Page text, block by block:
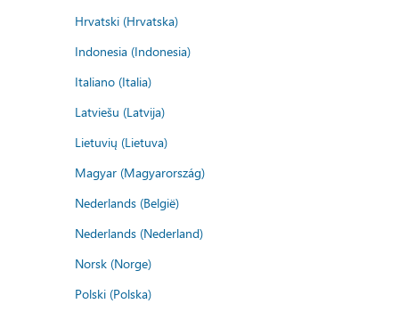
Hrvatski (Hrvatska)
Indonesia (Indonesia)
Italiano (Italia)
Latviešu (Latvija)
Lietuvių (Lietuva)
Magyar (Magyarország)
Nederlands (België)
Nederlands (Nederland)
Norsk (Norge)
Polski (Polska)